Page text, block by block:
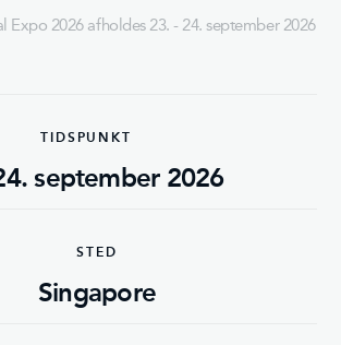
Expo 2026 afholdes 23. - 24. september 2026
TIDSPUNKT
september 2026
STED
Singapore